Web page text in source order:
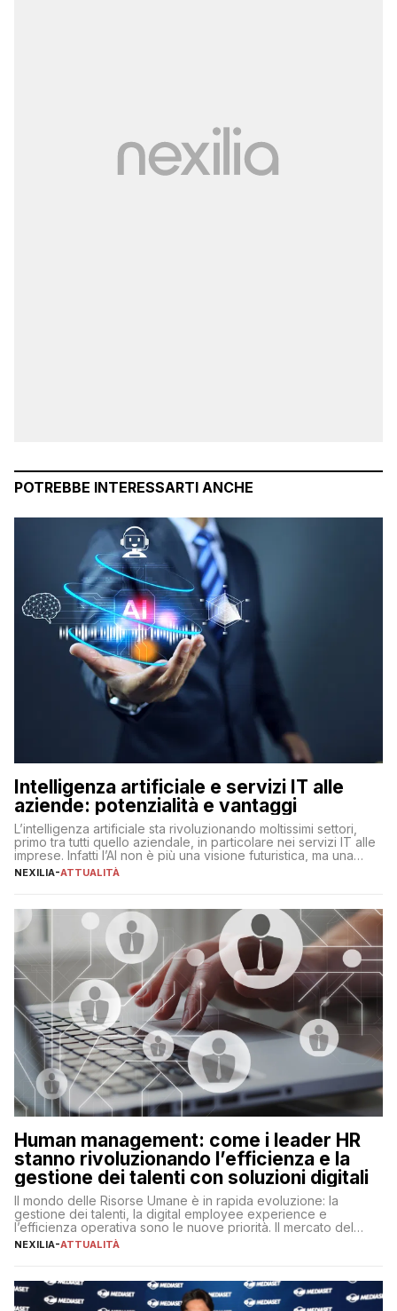
POTREBBE INTERESSARTI ANCHE
Intelligenza artificiale e servizi IT alle
aziende: potenzialità e vantaggi
L’intelligenza artificiale sta rivoluzionando moltissimi settori,
primo tra tutti quello aziendale, in particolare nei servizi IT alle
imprese. Infatti l’AI non è più una visione futuristica, ma una
realtà operativa che sta portando a un cambio significativo in
operazioni, bensì comporta […]
NEXILIA-ATTUALITÀ
Human management: come i leader HR
stanno rivoluzionando l’efficienza e la
gestione dei talenti con soluzioni digitali
Il mondo delle Risorse Umane è in rapida evoluzione: la
gestione dei talenti, la digital employee experience e
l’efficienza operativa sono le nuove priorità. Il mercato del
lavoro, d’altra parte, è sempre più competitivo con una lotta
NEXILIA-ATTUALITÀ